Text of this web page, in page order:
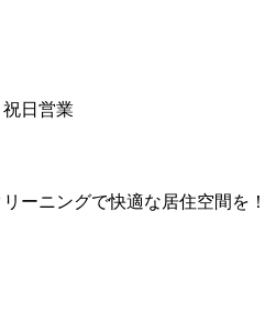
日営業
ーニングで快適な居住空間を！